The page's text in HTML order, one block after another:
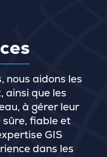
nous aidons les
ainsi que les
à gérer leur
fiable et
GIS
dans les